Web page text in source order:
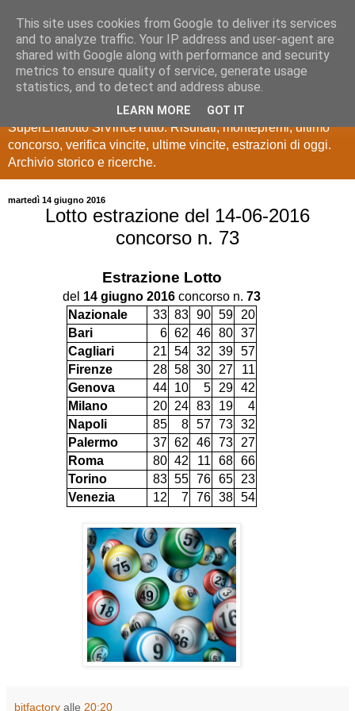
Estrazioni Lotto
SuperEnalotto
Ultime estrazioni di Lotto, SuperEnalotto, 10 e lotto,
SuperEnalotto SiVinceTutto. Risultati, montepremi, ultimo
concorso, verifica vincite, ultime vincite, estrazioni di oggi.
Archivio storico e ricerche.
martedì 14 giugno 2016
Lotto estrazione del 14-06-2016
concorso n. 73
Estrazione Lotto
del 14 giugno 2016 concorso n. 73
Nazionale
33 83 90 59
20
Bari
6 62 46 80 37
Cagliari
21 54 32 39 57
Firenze
28 58 30 27
11
Genova
44 10 5 29 42
Milano
20 24 83 19
4
Napoli
85 8 57 73 32
Palermo
37 62 46 73
27
Roma
80 42 11 68 66
Torino
83 55 76 65
23
Venezia
12 7 76 38 54
bitfactory alle 20:20
This site uses cookies from Google to deliver its services
and to analyze traffic. Your IP address and user-agent are
shared with Google along with performance and security
metrics to ensure quality of service, generate usage
statistics, and to detect and address abuse.
LEARN MORE GOT IT